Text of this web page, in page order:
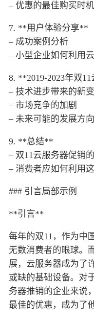
– 优惠的最佳购买时机
7. **用户体验分享**
– 成功案例分析
– 小型企业如何利用
8. **2019-2023年双
– 技术进步带来的新
– 市场竞争的加剧
– 未来可能的发展方向
9. **总结**
– 双11云服务器促销
– 消费者应如何利用
### 引言局部示例
**引言**
每年的双11，作为中
无数消费者的眼球。
展，云服务器成为了
或缺的基础设备。对
务器推销的企业来说
最佳的优惠，成为了